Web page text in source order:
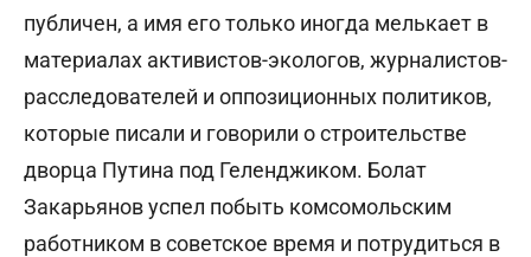
публичен, а имя его только иногда мелькает в
материалах активистов-экологов, журналистов-
расследователей и оппозиционных политиков,
которые писали и говорили о строительстве
дворца Путина под Геленджиком. Болат
Закарьянов успел побыть комсомольским
работником в советское время и потрудиться в